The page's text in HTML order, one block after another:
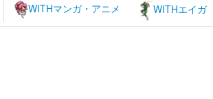
WITHマンガ・アニメ WITHエイガ